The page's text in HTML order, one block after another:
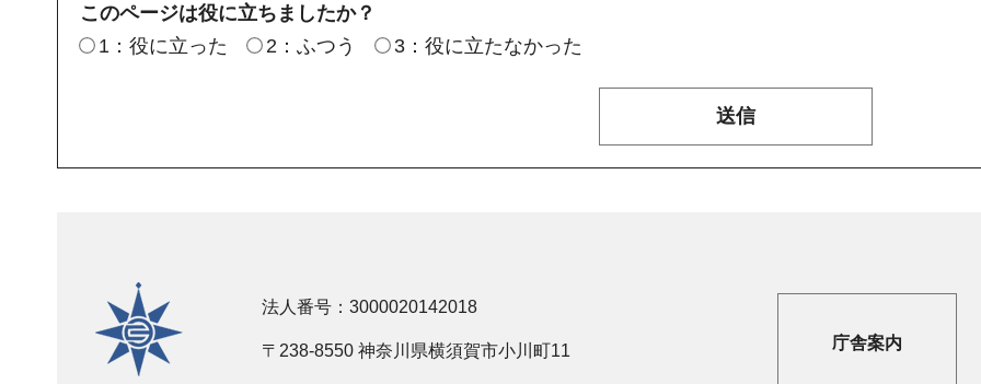
このページは役に立ちましたか？
1：役に立った
2：ふつう 3：役に立たなかった
横須賀市 法人番号：3000020142018
〒238-8550 神奈川県横須賀市小川町11 庁舎案内